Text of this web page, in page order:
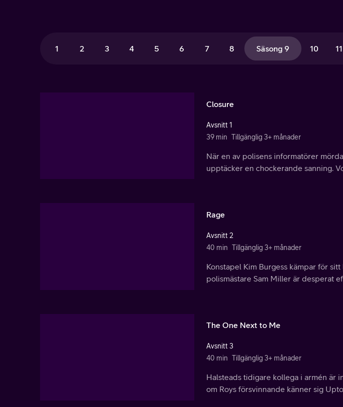
1 2 3 4 5 6 7 8 Säsong 9 10 11
Closure
Avsnitt 1
39 min Tillgänglig 3+ månader
När en av polisens informatörer
upptäcker en chockerande sanning.
Rage
Avsnitt 2
40 min Tillgänglig 3+ månader
Konstapel Kim Burgess kämpar för
polismästare Sam Miller är desperat
The One Next to Me
Avsnitt 3
40 min Tillgänglig 3+ månader
Halsteads tidigare kollega i armén är
om Roys försvinnande känner sig